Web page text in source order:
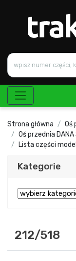
Strona główna
Oś
Oś przednia DANA
Lista części
Kategorie
212/518